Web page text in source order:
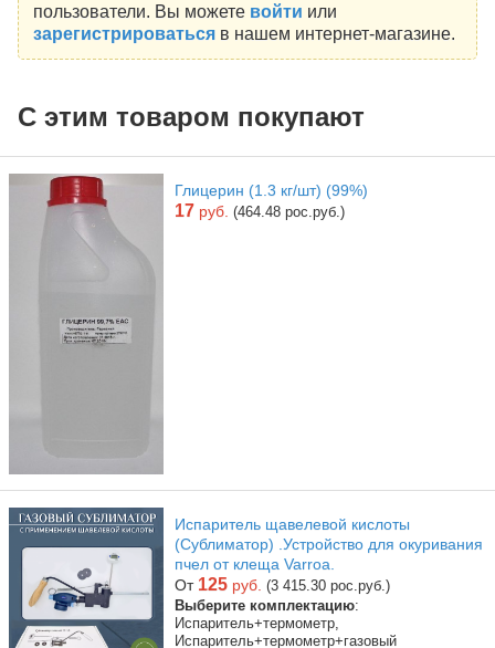
пользователи. Вы можете войти или
зарегистрироватьсяв нашем интернет-магазине.
С этим товаром покупают
Глицерин (1.3 кг/шт) (99%)
17 руб. (464.48 рос.руб.)
Испаритель щавелевой кислоты
(Сублиматор) .Устройство для окуривания
пчел от клеща Varroa.
От 125 руб. (3 415.30 рос.руб.)
Выберите комплектацию:
Испаритель+термометр,
Испаритель+термометр+газовый